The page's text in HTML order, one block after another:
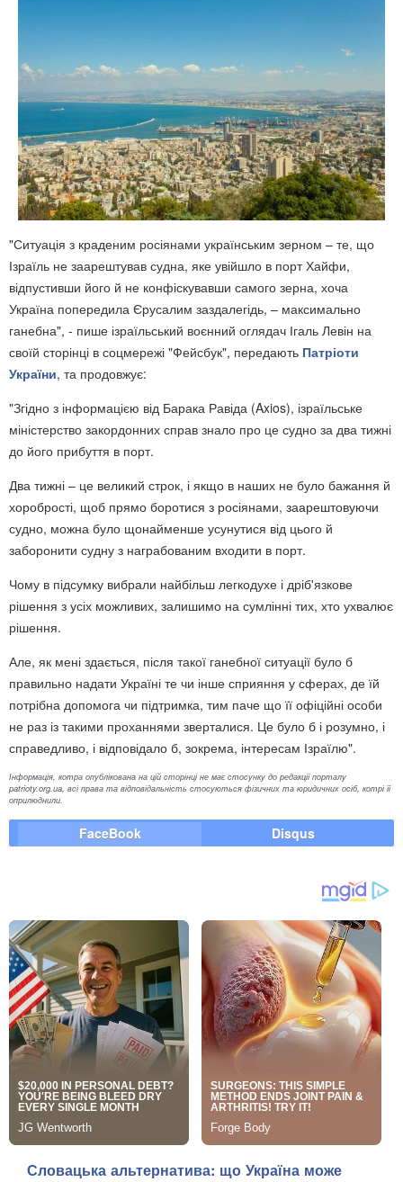
"Ситуація з краденим росіянами українським зерном – те, що
Ізраїль не заарештував судна, яке увійшло в порт Хайфи,
відпустивши його й не конфіскувавши самого зерна, хоча
Україна попередила Єрусалим заздалегідь, – максимально
ганебна", - пише ізраїльський воєнний оглядач Ігаль Левін на
своїй сторінці в соцмережі "Фейсбук", передають Патріоти
України, та продовжує:
"Згідно з інформацією від Барака Равіда (Axios), ізраїльське
міністерство закордонних справ знало про це судно за два тижні
до його прибуття в порт.
Два тижні – це великий строк, і якщо в наших не було бажання й
хоробрості, щоб прямо боротися з росіянами, заарештовуючи
судно, можна було щонайменше усунутися від цього й
заборонити судну з награбованим входити в порт.
Чому в підсумку вибрали найбільш легкодухе і дріб'язкове
рішення з усіх можливих, залишимо на сумлінні тих, хто ухвалює
рішення.
Але, як мені здається, після такої ганебної ситуації було б
правильно надати Україні те чи інше сприяння у сферах, де їй
потрібна допомога чи підтримка, тим паче що її офіційні особи
не раз із такими проханнями зверталися. Це було б і розумно, і
справедливо, і відповідало б, зокрема, інтересам Ізраїлю".
Інформація, котра опублікована на цій сторінці не має стосунку до редакції порталу
patrioty.org.ua, всі права та відповідальність стосуються фізичних та юридичних осіб, котрі її
оприлюднили.
FaceBook Disqus
Словацька альтернатива: що Україна може